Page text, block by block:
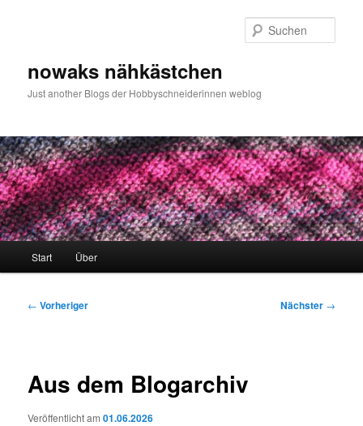
nowaks nähkästchen
Just another Blogs der Hobbyschneiderinnen weblog
Start Über
Beitragsnavigation
← Vorheriger Nächster →
Aus dem Blogarchiv
Veröffentlicht am01.06.2026